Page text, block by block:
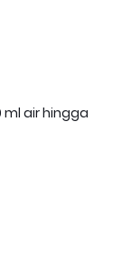
ml air hingga